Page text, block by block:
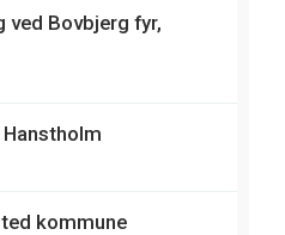
ved Bovbjerg fyr,
kommune